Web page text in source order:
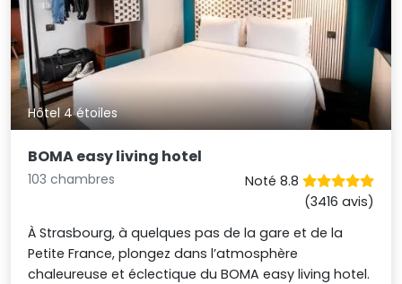
Hôtel 4 étoiles
BOMA easy living hotel
103 chambres
Noté 8.8
(3416 avis)
À Strasbourg, à quelques pas de la gare et de la
Petite France, plongez dans l’atmosphère
chaleureuse et éclectique du BOMA easy living hotel.